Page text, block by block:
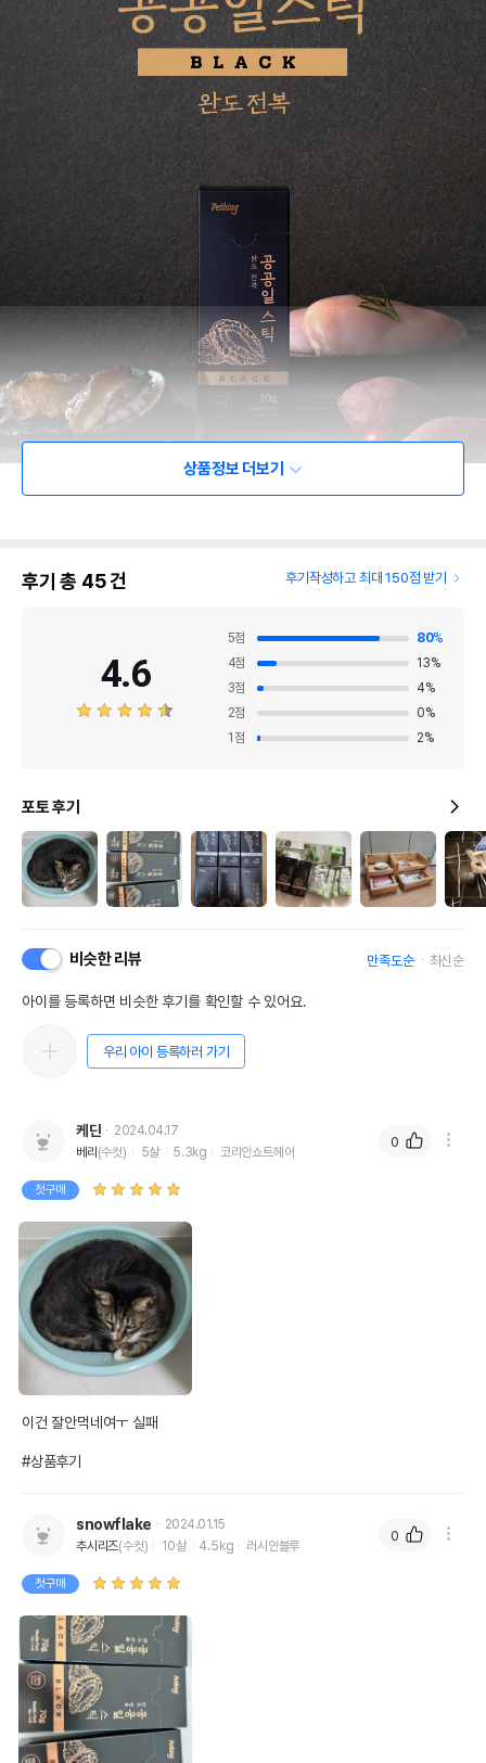
상품정보 더보기
후기 총 45건 후기작성하고 최대 150점 받기
4.6
5점 80%
4점 13%
3점 4%
2점 0%
1 점 2%
포토 후기
비슷한 리뷰 만족도순 최신순
아이를 등록하면 비슷한 후기를 확인할 수 있어요.
우리 아이 등록하러 가기
케딘
2024.04.17
베리 (수컷) 5살 5.3kg 코리안쇼트헤어
첫구매
이건 잘안먹네여ㅜ 실패
#상품후기
0
snowflake
2024.01.15
추시리즈(수컷) 10살 4.5kg 러시안블루
첫구매
0